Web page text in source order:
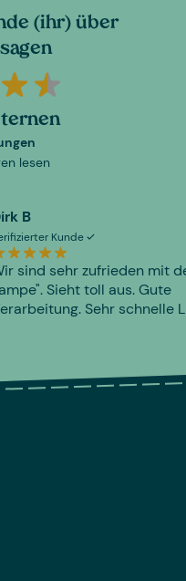
(ihr) über
lesen
B
Kunde
sind sehr zufrieden mit
Sieht toll aus. Gute
Sehr schnelle